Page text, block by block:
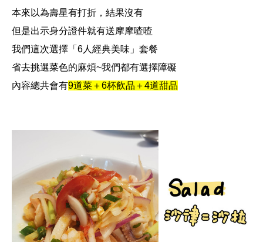
本來以為壽星有打折，結果沒有
但是出示身分證件就有送摩摩喳喳
我們這次選擇 「6人經典美味」 套餐
省去挑選菜色的麻煩~我們都有選擇障礙
內容總共會有9道菜＋6杯飲品＋4道甜品